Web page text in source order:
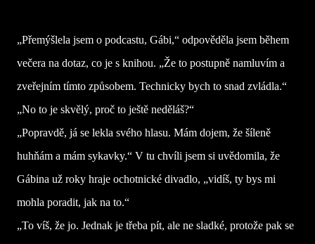
„Přemýšlela jsem o podcastu, Gábi,“ odpověděla jsem během
večera na dotaz, co je s knihou. „Že to postupně namluvím a
zveřejním tímto způsobem. Technicky bych to snad zvládla.“
„No to je skvělý, proč to ještě neděláš?“
„Popravdě, já se lekla svého hlasu. Mám dojem, že šíleně
huhňám a mám sykavky.“ V tu chvíli jsem si uvědomila, že
Gábina už roky hraje ochotnické divadlo, „vidíš, ty bys mi
mohla poradit, jak na to.“
„To víš, že jo. Jednak je třeba pít, ale ne sladké, protože pak se